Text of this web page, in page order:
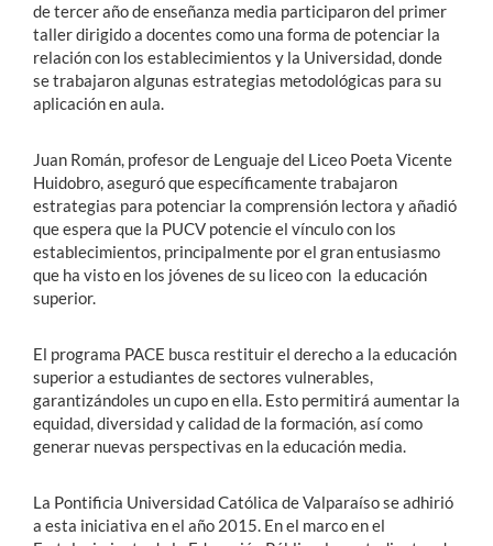
de tercer año de enseñanza media participaron del primer
taller dirigido a docentes como una forma de potenciar la
relación con los establecimientos y la Universidad, donde
se trabajaron algunas estrategias metodológicas para su
aplicación en aula.
Juan Román, profesor de Lenguaje del Liceo Poeta Vicente
Huidobro, aseguró que específicamente trabajaron
estrategias para potenciar la comprensión lectora y añadió
que espera que la PUCV potencie el vínculo con los
establecimientos, principalmente por el gran entusiasmo
que ha visto en los jóvenes de su liceo con la educación
superior.
El programa PACE busca restituir el derecho a la educación
superior a estudiantes de sectores vulnerables,
garantizándoles un cupo en ella. Esto permitirá aumentar la
equidad, diversidad y calidad de la formación, así como
generar nuevas perspectivas en la educación media.
La Pontificia Universidad Católica de Valparaíso se adhirió
a esta iniciativa en el año 2015. En el marco en el